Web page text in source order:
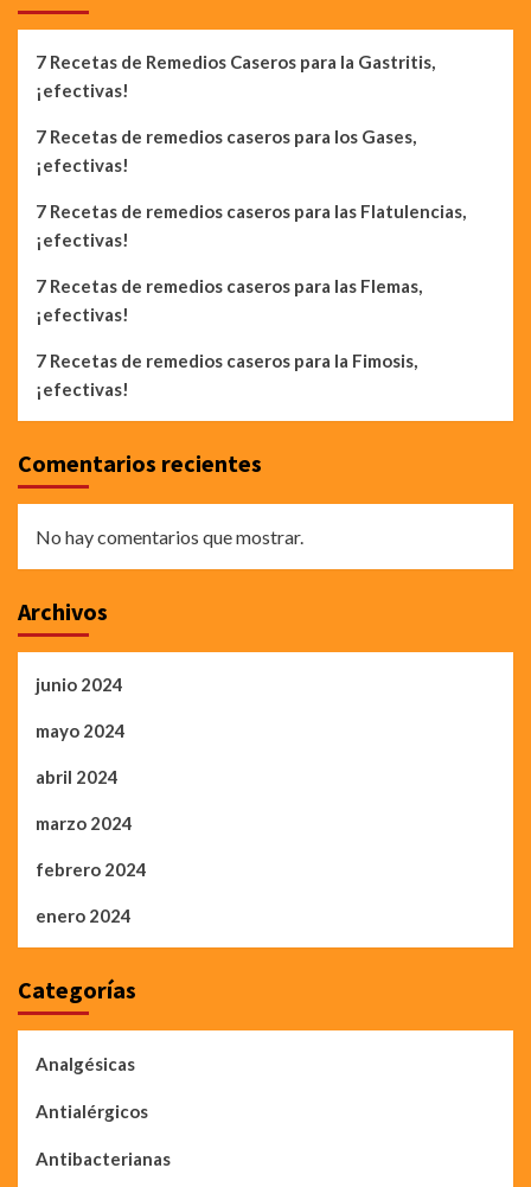
7 Recetas de Remedios Caseros para la Gastritis,
¡efectivas!
7 Recetas de remedios caseros para los Gases,
¡efectivas!
7 Recetas de remedios caseros para las Flatulencias,
¡efectivas!
7 Recetas de remedios caseros para las Flemas,
¡efectivas!
7 Recetas de remedios caseros para la Fimosis,
¡efectivas!
Comentarios recientes
No hay comentarios que mostrar.
Archivos
junio 2024
mayo 2024
abril 2024
marzo 2024
febrero 2024
enero 2024
Categorías
Analgésicas
Antialérgicos
Antibacterianas